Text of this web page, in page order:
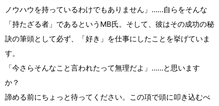
ノウハウを持っているわけでもありません」……自らをそんな
「持たざる者」であるというMB氏。そして、彼はその成功の秘
訣の筆頭として必ず、「好き」を仕事にしたことを挙げていま
す。
「今さらそんなこと言われたって無理だよ」……と思います
か？
諦める前にちょっと待ってください。この項で頭に叩き込むべ